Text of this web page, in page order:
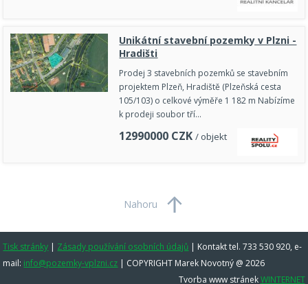
Unikátní stavební pozemky v Plzni -
Hradišti
Prodej 3 stavebních pozemků se stavebním
projektem Plzeň, Hradiště (Plzeňská cesta
105/103) o celkové výměře 1 182 m Nabízíme
k prodeji soubor tří…
12990000 CZK / objekt
Nahoru
Tisk stránky | Zásady používání osobních údajů | Kontakt tel. 733 530 920, e-
mail: info@pozemky-vplzni.cz | COPYRIGHT Marek Novotný @ 2026
Tvorba www stránekWINTERNET